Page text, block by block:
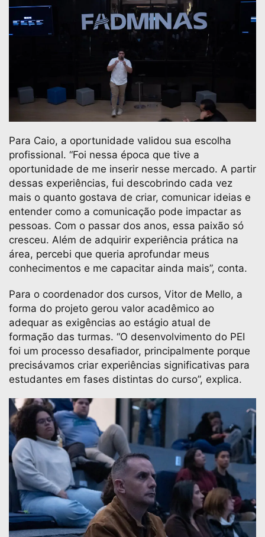
Para Caio, a oportunidade validou sua escolha
profissional. “Foi nessa época que tive a
oportunidade de me inserir nesse mercado. A partir
dessas experiências, fui descobrindo cada vez
mais o quanto gostava de criar, comunicar ideias e
entender como a comunicação pode impactar as
pessoas. Com o passar dos anos, essa paixão só
cresceu. Além de adquirir experiência prática na
área, percebi que queria aprofundar meus
conhecimentos e me capacitar ainda mais”, conta.
Para o coordenador dos cursos, Vitor de Mello, a
forma do projeto gerou valor acadêmico ao
adequar as exigências ao estágio atual de
formação das turmas. “O desenvolvimento do PEI
foi um processo desafiador, principalmente porque
precisávamos criar experiências significativas para
estudantes em fases distintas do curso”, explica.